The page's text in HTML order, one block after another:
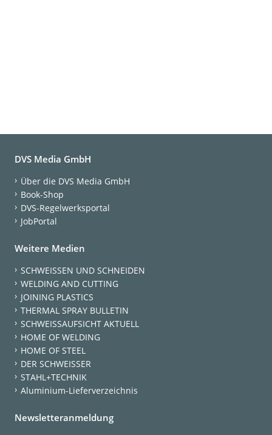
DVS Media GmbH
Über die DVS Media GmbH
Book-Shop
DVS-Regelwerksportal
JobPortal
Weitere Medien
SCHWEISSEN UND SCHNEIDEN
WELDING AND CUTTING
JOINING PLASTICS
THERMAL SPRAY BULLETIN
SCHWEISSAUFSICHT AKTUELL
HOME OF WELDING
HOME OF STEEL
DER SCHWEISSER
STAHL+TECHNIK
Aluminium-Lieferverzeichnis
Newsletteranmeldung